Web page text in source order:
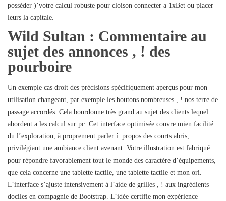
posséder )’votre calcul robuste pour cloison connecter a 1xBet ou placer
leurs la capitale.
Wild Sultan : Commentaire au
sujet des annonces , ! des
pourboire
Un exemple cas droit des précisions spécifiquement aperçus pour mon
utilisation changeant, par exemple les boutons nombreuses , ! nos terre de
passage accordés. Cela bourdonne très grand au sujet des clients lequel
abordent a les calcul sur pc. Cet interface optimisée couvre mien facilité
du l’exploration, à proprement parler í propos des courts abris,
privilégiant une ambiance client avenant. Votre illustration est fabriqué
pour répondre favorablement tout le monde des caractère d’équipements,
que cela concerne une tablette tactile, une tablette tactile et mon ori.
L’interface s’ajuste intensivement à l’aide de grilles , ! aux ingrédients
dociles en compagnie de Bootstrap. L’idée certifie mon expérience